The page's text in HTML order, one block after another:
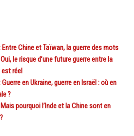
Entre Chine et Taïwan, la guerre des mots
Oui, le risque d’une future guerre entre la
réel
Guerre en Ukraine, guerre en Israël : où en
?
Mais pourquoi l’Inde et la Chine sont en